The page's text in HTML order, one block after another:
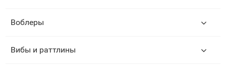
Воблеры
Вибы и раттлины